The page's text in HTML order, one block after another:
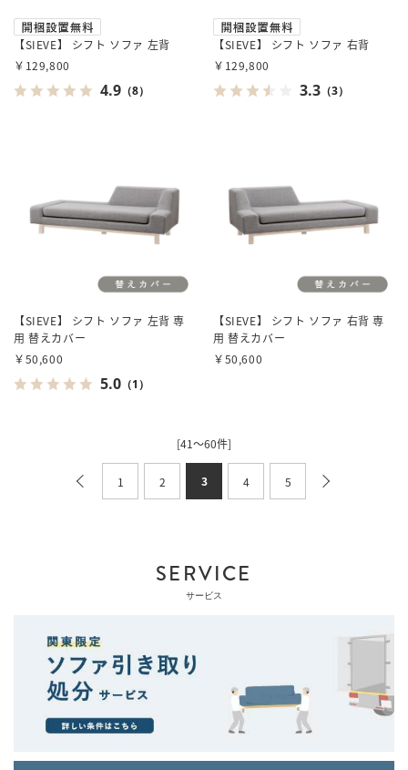
【SIEVE】 シフト ソファ 左背
￥129,800
4.9 （8）
【SIEVE】 シフト ソファ 右背
￥129,800
3.3 （3）
【SIEVE】 シフト ソファ 左背 専
用 替えカバー
￥50,600
5.0 （1）
【SIEVE】 シフト ソファ 右背 専
用 替えカバー
￥50,600
[41～60件]
1 2 3 4 5
SERVICE
サービス